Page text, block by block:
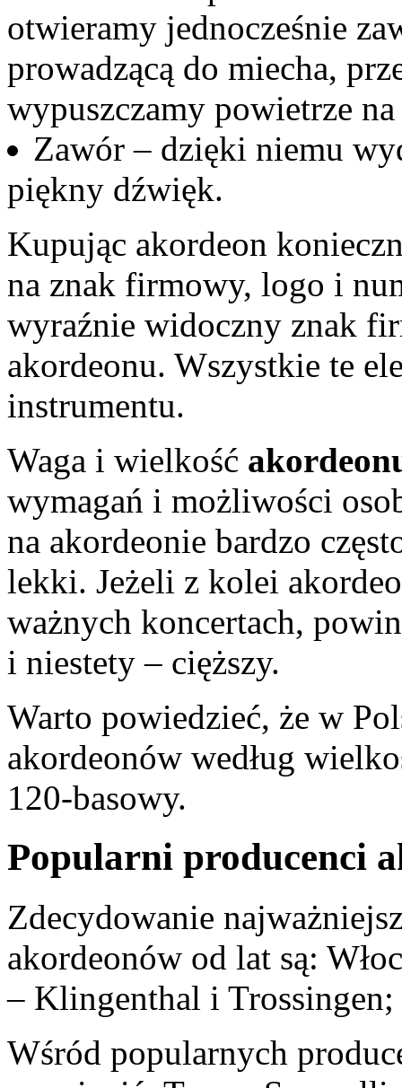
otwieramy jednocześnie
prowadzącą do miecha,
wypuszczamy powietrze
Zawór – dzięki niemu
piękny dźwięk.
Kupując akordeon
na znak firmowy, logo i
wyraźnie widoczny znak
akordeonu. Wszystkie te
instrumentu.
Waga i wielkość
wymagań i możliwości
na akordeonie bardzo
lekki. Jeżeli z kolei
ważnych koncertach,
i niestety – cięższy.
Warto powiedzieć, że w
akordeonów według
120-basowy.
Popularni producenci
Zdecydowanie
akordeonów od lat są:
– Klingenthal i Trossingen;
Wśród popularnych